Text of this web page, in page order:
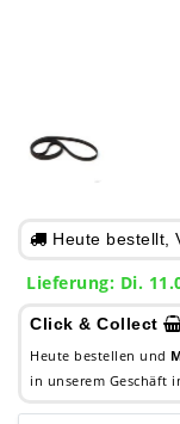
Heute bestellt,
Lieferung: Di.
Click & Collect
Heute bestellen und
in unserem Geschäft